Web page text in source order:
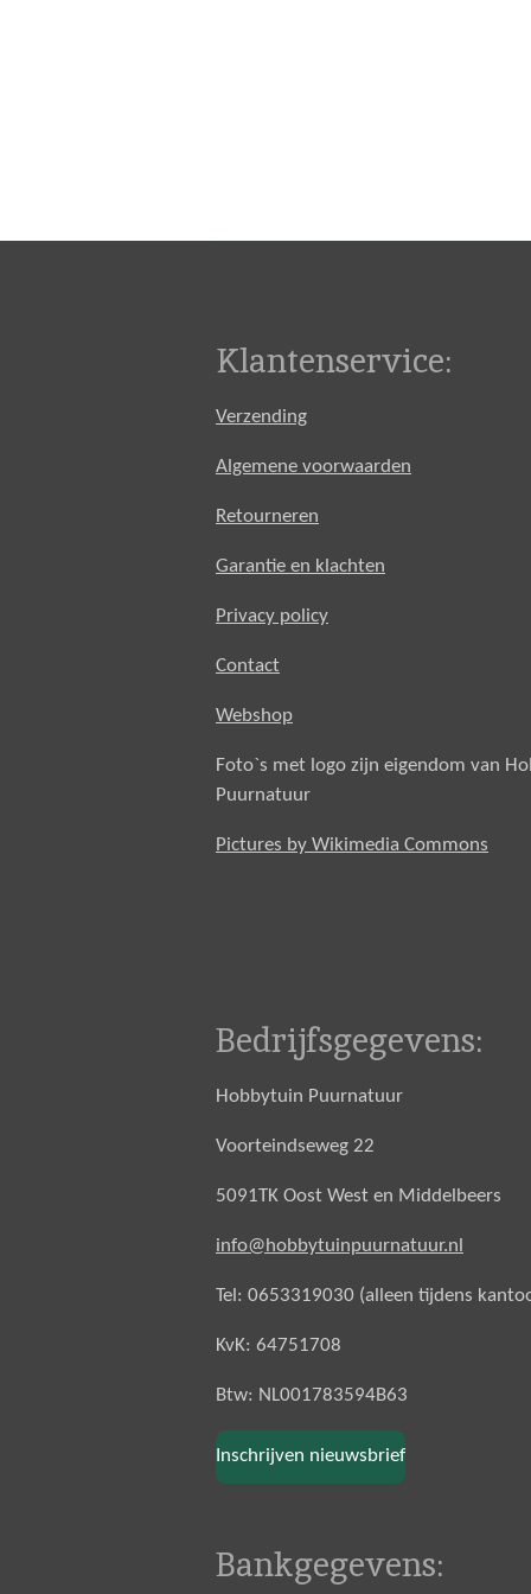
Klantenservice:
Verzending
Algemene voorwaarden
Retourneren
Garantie en klachten
Privacy policy
Contact
Webshop
Foto`s met logo zijn eigendom van
Puurnatuur
Pictures by Wikimedia Commons
Bedrijfsgegevens:
Hobbytuin Puurnatuur
Voorteindseweg 22
5091TK Oost West en Middelbeers
info@hobbytuinpuurnatuur.nl
Tel: 0653319030 (alleen tijdens
KvK: 64751708
Btw: NL001783594B63
Inschrijven nieuwsbrief
Bankgegevens: